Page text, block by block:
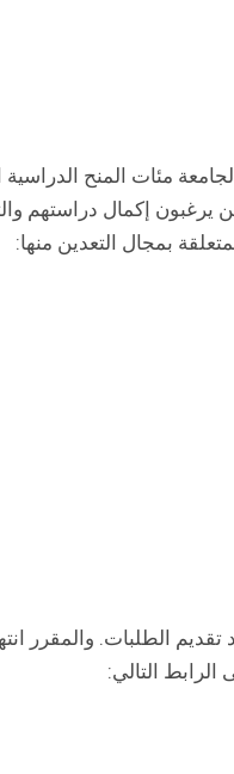
مئات المنح الدراسية
يرغبون إكمال دراستهم
بمجال التعدين منها: